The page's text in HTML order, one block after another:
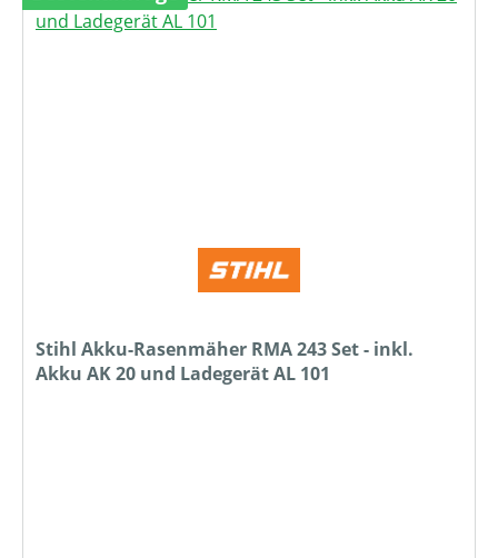
Stihl Akku-Rasenmäher RMA 243 Set - inkl.
Akku AK 20 und Ladegerät AL 101